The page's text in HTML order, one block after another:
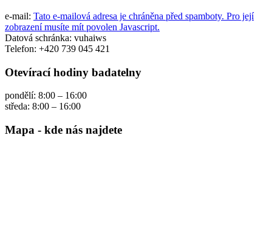
e-mail: Tato e-mailová adresa je chráněna před spamboty. Pro její
zobrazení musíte mít povolen Javascript.
Datová schránka: vuhaiws
Telefon: +420 739 045 421
Otevírací hodiny badatelny
pondělí: 8:00 – 16:00
středa: 8:00 – 16:00
Mapa - kde nás najdete